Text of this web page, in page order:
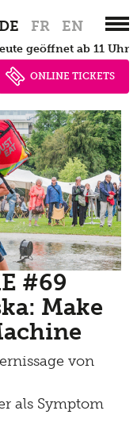
DE FR EN
heute geöffnet ab 11 Uhr
ONLINE TICKETS
#69
Make
von
als Symptom